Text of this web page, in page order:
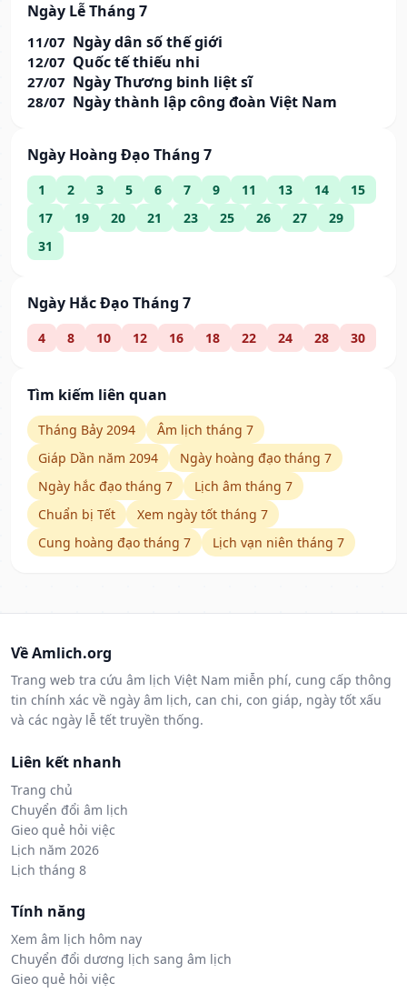
Ngày Lễ Tháng 7
11/07 Ngày dân số thế giới
12/07 Quốc tế thiếu nhi
27/07 Ngày Thương binh liệt sĩ
28/07 Ngày thành lập công đoàn Việt Nam
Ngày Hoàng Đạo Tháng 7
1 2 3 5 6 7 9 11 13 14
15
17
19 20 21 23 25 26 27
29
31
Ngày Hắc Đạo Tháng 7
4 8 10 12 16 18 22 24 28 30
Tìm kiếm liên quan
Tháng Bảy 2094
Âm lịch tháng 7
Giáp Dần năm 2094
Ngày hoàng đạo tháng 7
Ngày hắc đạo tháng 7
Lịch âm tháng 7
Chuẩn bị Tết
Xem ngày tốt tháng 7
Cung hoàng đạo tháng 7
Lịch vạn niên tháng 7
Về Amlich.org
Trang web tra cứu âm lịch Việt Nam miễn phí, cung cấp thông
tin chính xác về ngày âm lịch, can chi, con giáp, ngày tốt xấu
và các ngày lễ tết truyền thống.
Liên kết nhanh
Trang chủ
Chuyển đổi âm lịch
Gieo quẻ hỏi việc
Lịch năm 2026
Lịch tháng 8
Tính năng
Xem âm lịch hôm nay
Chuyển đổi dương lịch sang âm lịch
Gieo quẻ hỏi việc